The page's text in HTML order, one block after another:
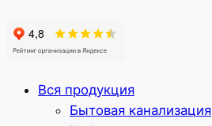
Вся продукция
Бытовая канализация